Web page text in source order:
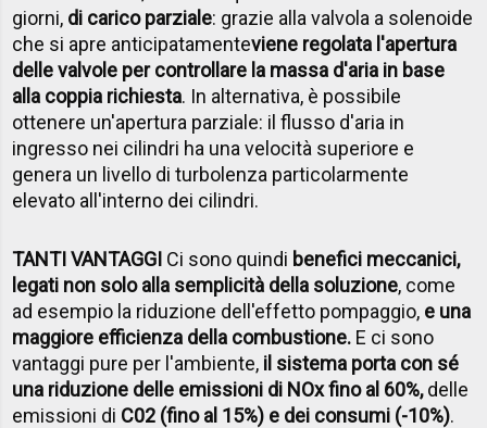
giorni, di carico parziale: grazie alla valvola a solenoide
che si apre anticipatamenteviene regolata l'apertura
delle valvole per controllare la massa d'aria in base
alla coppia richiesta. In alternativa, è possibile
ottenere un'apertura parziale: il flusso d'aria in
ingresso nei cilindri ha una velocità superiore e
genera un livello di turbolenza particolarmente
elevato all'interno dei cilindri.
TANTI VANTAGGI Ci sono quindi benefici meccanici,
legati non solo alla semplicità della soluzione, come
ad esempio la riduzione dell'effetto pompaggio, e una
maggiore efficienza della combustione. E ci sono
vantaggi pure per l'ambiente, il sistema porta con sé
una riduzione delle emissioni di NOx fino al 60%,delle
emissioni di C02 (fino al 15%) e dei consumi (-10%).